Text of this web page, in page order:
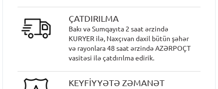
ÇATDIRILMA
Bakı və Sumqayıta 2 saat ərzində
KURYER ilə, Naxçıvan daxil bütün şəhər
və rayonlara 48 saat ərzində AZƏRPOÇT
vasitəsi ilə çatdırılma edirik.
KEYFİYYƏTƏ ZƏMANƏT